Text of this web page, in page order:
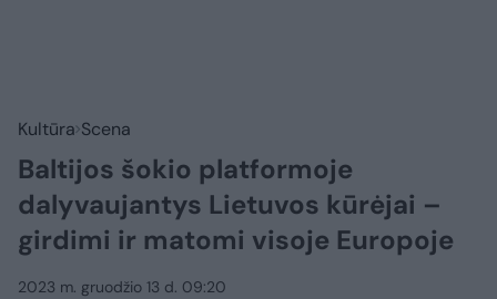
Kultūra Scena
Baltijos šokio platformoje
dalyvaujantys Lietuvos kūrėjai –
girdimi ir matomi visoje Europoje
2023 m. gruodžio 13 d. 09:20